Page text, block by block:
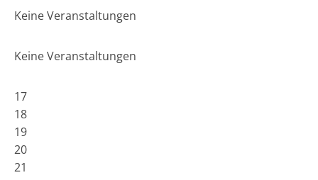
Keine Veranstaltungen
Keine Veranstaltungen
17
18
19
20
21